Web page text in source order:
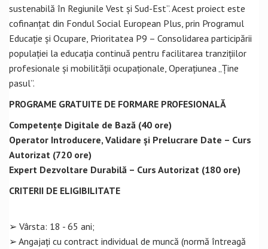
sustenabilă în Regiunile Vest și Sud-Est”. Acest proiect este
cofinanțat din Fondul Social European Plus, prin Programul
Educație și Ocupare, Prioritatea P9 – Consolidarea participării
populației la educația continuă pentru facilitarea tranzițiilor
profesionale și mobilității ocupaționale, Operațiunea „Ține
pasul”.
PROGRAME GRATUITE DE FORMARE PROFESIONALĂ
Competențe Digitale de Bază (40 ore)
Operator Introducere, Validare și Prelucrare Date – Curs
Autorizat (720 ore)
Expert Dezvoltare Durabilă – Curs Autorizat (180 ore)
CRITERII DE ELIGIBILITATE
➢ Vârsta: 18 - 65 ani;
➢ Angajați cu contract individual de muncă (normă întreagă